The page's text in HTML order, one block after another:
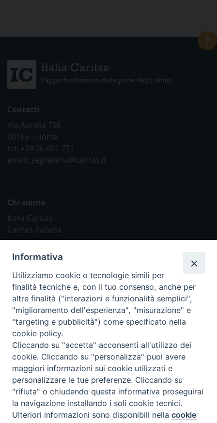
Contatti
Via Aurelia 796
00165 – Roma
tel: +39 06 661 771
email: segreteria@caritas.it
Chi siamo
Italia Caritas
Caritas Italiana
Caritas Internationalis
TV 2000
Inblu 2000
Avvenire
Sir
Scarp de’ Tenis
Newsletter
ISCRIVITI ALLA NEWSLETTER
Informativa
Utilizziamo cookie o tecnologie simili per
finalità tecniche e, con il tuo consenso, anche per
altre finalità ("interazioni e funzionalità semplici",
"miglioramento dell'esperienza", "misurazione" e
"targeting e pubblicità") come specificato nella
cookie policy.
Cliccando su "accetta" acconsenti all'utilizzo dei
cookie. Cliccando su "personalizza" puoi avere
maggiori informazioni sui cookie utilizzati e
personalizzare le tue preferenze. Cliccando su
"rifiuta" o chiudendo questa informativa proseguirai
la navigazione installando i soli cookie tecnici.
Ulteriori informazioni sono disponibili nellacookie